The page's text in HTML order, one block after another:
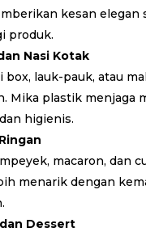
kesan elegan
produk.
Nasi Kotak
box, lauk-pauk, atau
Mika plastik menjaga
higienis.
macaron, dan
menarik dengan
Dessert